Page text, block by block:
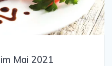
Mai 2021